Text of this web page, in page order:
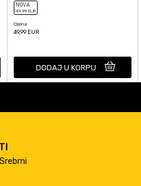
NOVA
49,99 EUR
Cijena
49,99 EUR
DODAJ U KORPU